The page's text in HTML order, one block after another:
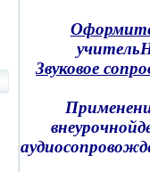
учитель
Звуковое
внеурочной